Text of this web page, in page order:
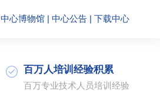
中心博物馆 | 中心公告 | 下载中心
百万人培训经验积累
百万专业技术人员培训经验